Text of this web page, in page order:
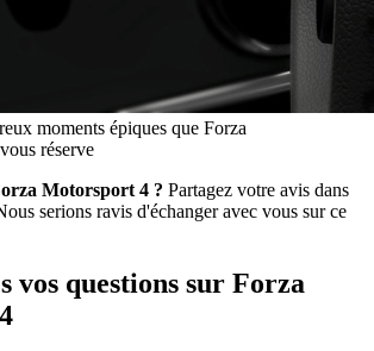
moments épiques que Forza
réserve
Motorsport 4 ? Partagez votre avis dans
serions ravis d'échanger avec vous sur ce
vos questions sur Forza